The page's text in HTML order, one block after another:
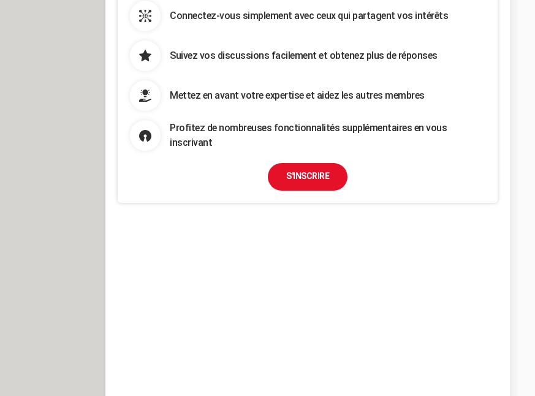
Connectez-vous simplement avec ceux qui partagent vos intérêts
Suivez vos discussions facilement et obtenez plus de réponses
Mettez en avant votre expertise et aidez les autres membres
Profitez de nombreuses fonctionnalités supplémentaires en vous
inscrivant
S'INSCRIRE